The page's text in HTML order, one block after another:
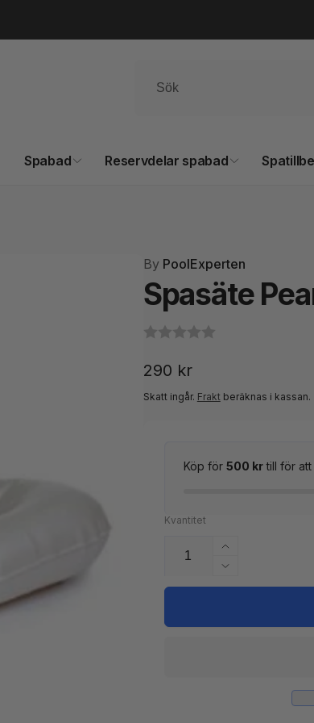
Spabad Reservdelar spabad
ByPoolExperten
Spasäte
Ordinarie
pris
290 kr
Skatt ingår. Fraktberäknas i kassan.
Köp för 500 krtill för att
Kvantitet
Öka
kvantitet
för
Minska
kvantitet
Spasäte